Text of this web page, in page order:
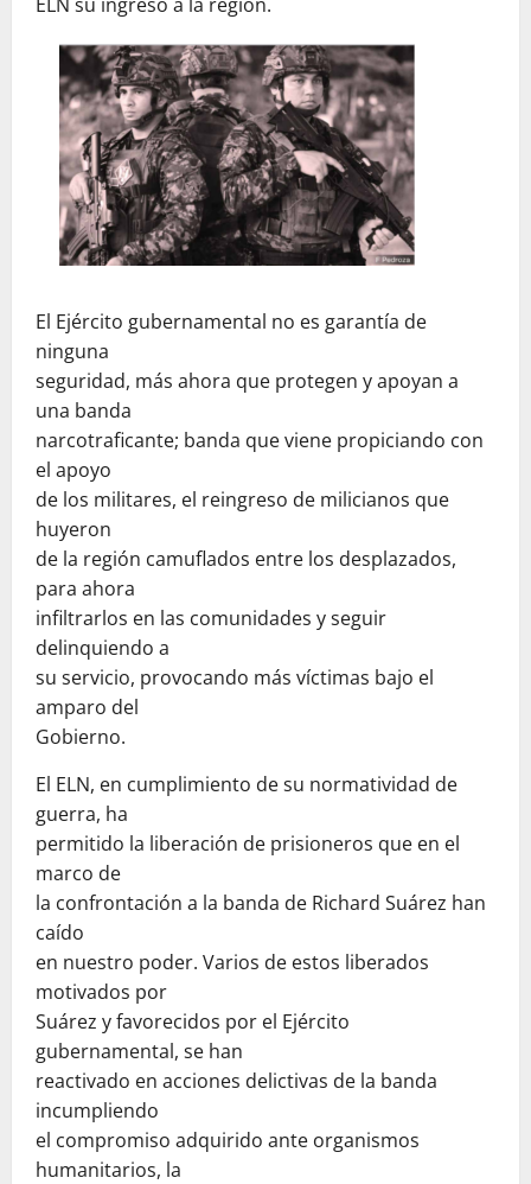
El Ejército gubernamental no es garantía de
ninguna
seguridad, más ahora que protegen y apoyan a
una banda
narcotraficante; banda que viene propiciando con
el apoyo
de los militares, el reingreso de milicianos que
huyeron
de la región camuflados entre los desplazados,
para ahora
infiltrarlos en las comunidades y seguir
delinquiendo a
su servicio, provocando más víctimas bajo el
amparo del
Gobierno.
El ELN, en cumplimiento de su normatividad de
guerra, ha
permitido la liberación de prisioneros que en el
marco de
la confrontación a la banda de Richard Suárez han
caído
en nuestro poder. Varios de estos liberados
motivados por
Suárez y favorecidos por el Ejército
gubernamental, se han
reactivado en acciones delictivas de la banda
incumpliendo
el compromiso adquirido ante organismos
humanitarios, la